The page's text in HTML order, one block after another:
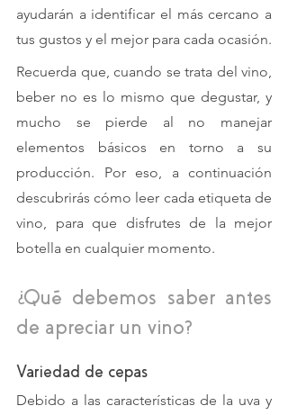
ayudarán a identificar el más cercano a
Recuerda que, cuando se trata del vino,
beber no es lo mismo que degustar, y
mucho se pierde al no manejar
elementos básicos en torno a su
producción. Por eso, a continuación
descubrirás cómo leer cada etiqueta de
vino, para que disfrutes de la mejor
botella en cualquier momento.
¿Qué debemos saber antes
de apreciar un vino?
Variedad de cepas
Debido a las características de la uva y